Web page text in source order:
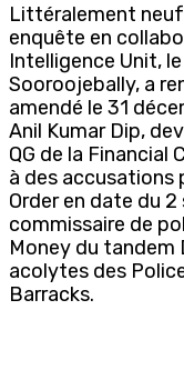
Littéralement
enquête en
Intelligence Unit,
Sooroojebally, a
amendé le 31
Anil Kumar Dip,
QG de la Financial
à des accusations
Order en date du
commissaire de
Money du tandem
acolytes des
Barracks.